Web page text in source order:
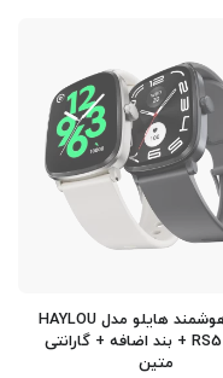
ساعت هوشمند هایلو مدل HAYLOU
RS5 (LS19) + بند اضافه + گارانتی
متین